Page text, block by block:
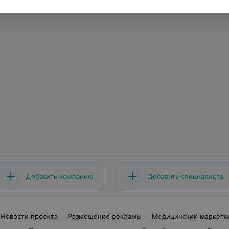
Добавить компанию Добавить специалиста
Новости проекта Размещение рекламы
Медицинский